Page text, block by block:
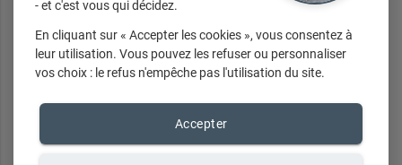
Nos horaires
- et c'est vous qui décidez.
En cliquant sur « Accepter les cookies », vous consentez à
leur utilisation. Vous pouvez les refuser ou personnaliser
vos choix : le refus n'empêche pas l'utilisation du site.
Accepter